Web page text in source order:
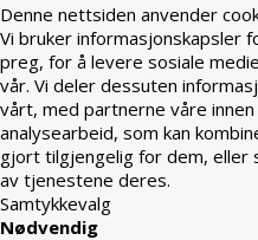
Denne nettsiden anvender
Vi bruker informasjonskapsler
preg, for å levere sosiale
vår. Vi deler dessuten
vårt, med partnerne våre
analysearbeid, som kan
gjort tilgjengelig for dem, eller
av tjenestene deres.
Samtykkevalg
Nødvendig